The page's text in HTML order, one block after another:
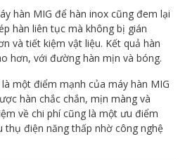
hàn MIG để hàn inox cũng đem lại
hàn liên tục mà không bị gián
và tiết kiệm vật liệu. Kết quả hàn
hơn, với đường hàn mịn và bóng.
một điểm mạnh của máy hàn MIG
hàn chắc chắn, mịn màng và
về chi phí cũng là một ưu điểm
thụ điện năng thấp nhờ công nghệ